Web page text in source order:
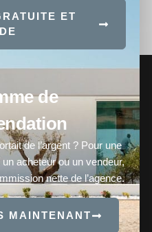
ET
de
de l’argent ? Pour une
acheteur ou un vendeur,
nette de l’agence.
MAINTENANT